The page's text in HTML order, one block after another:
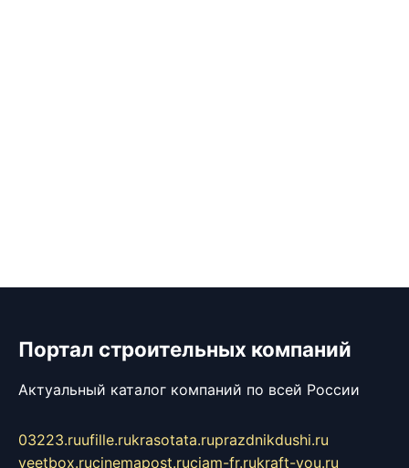
Портал строительных компаний
Актуальный каталог компаний по всей России
03223.ruufille.rukrasotata.ruprazdnikdushi.ru
veetbox.rucinemapost.ruciam-fr.rukraft-you.ru